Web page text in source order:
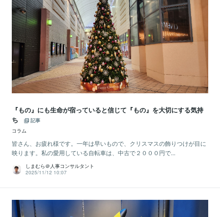
『もの』にも生命が宿っていると信じて『もの』を大切にする気持
ち
記事
コラム
皆さん、お疲れ様です。一年は早いもので、クリスマスの飾りつけが目に
映ります。私の愛用している自転車は、中古で２０００円で...
しまむら＠人事コンサルタント
2025/11/12 10:07